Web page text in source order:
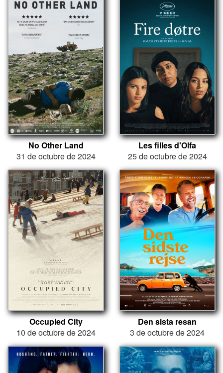
No Other Land
31 de octubre de 2024
Les filles d'Olfa
25 de octubre de 2024
Occupied City
10 de octubre de 2024
Den sista resan
3 de octubre de 2024